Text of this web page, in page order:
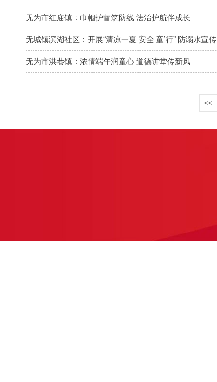
无为市红庙镇：巾帼护蕾筑防线 法治护航伴成长
无城镇滨湖社区：开展“清凉一夏 安全‘童’行” 防溺水宣
无为市洪巷镇：浓情端午润童心 道德讲堂传新风
<<